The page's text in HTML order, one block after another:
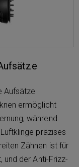
Aufsätze
ermöglicht
während
präzises
Zähnen ist für
der Anti-Frizz-